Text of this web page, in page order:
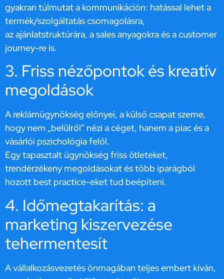
gyakran túlmutat a kommunikáción: hatással lehet a
termék/szolgáltatás csomagolásra,
az ajánlatstruktúrára, a sales anyagokra és a customer
journey-re is.
3. Friss nézőpontok és kreatív
megoldások
A reklámügynökség előnyei, a külső csapat szeme,
hogy nem „belülről” nézi a céget, hanem a piac és a
vásárlói pszichológia felől.
Egy tapasztalt ügynökség friss ötleteket,
trendérzékeny megoldásokat és több iparágból
hozott best practice-eket tud beépíteni.
4. Időmegtakarítás: a
marketing kiszervezése
tehermentesít
A vállalkozásvezetés önmagában teljes embert kíván,